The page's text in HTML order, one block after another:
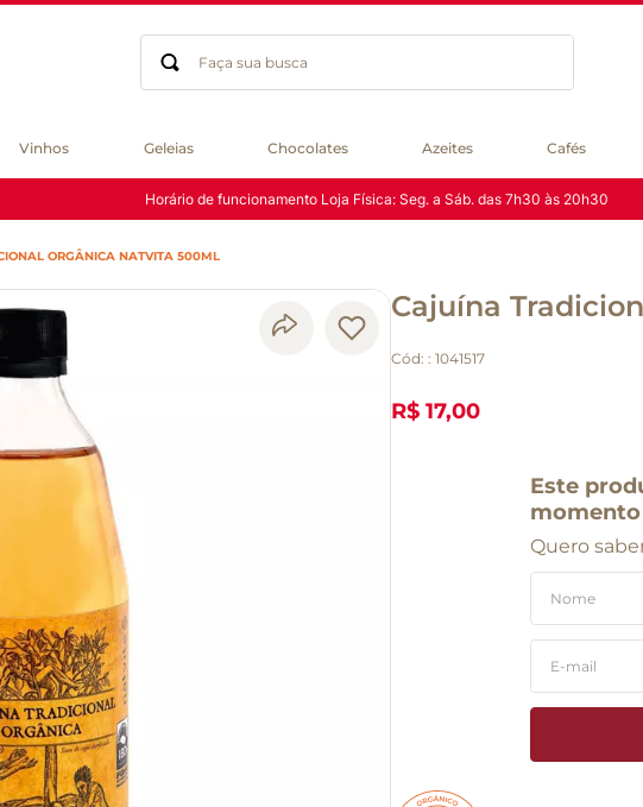
Faça sua busca
Vinhos Geleias Chocolates Azeites Cafés
Horário de funcionamento Loja Física: Seg. a Sáb. das 7h30 às 20h30
ORGÂNICA NATVITA 500ML
Cajuína
Cód: : 1041517
R$ 17,00
Este
momento
Quero
gluten
chocolate